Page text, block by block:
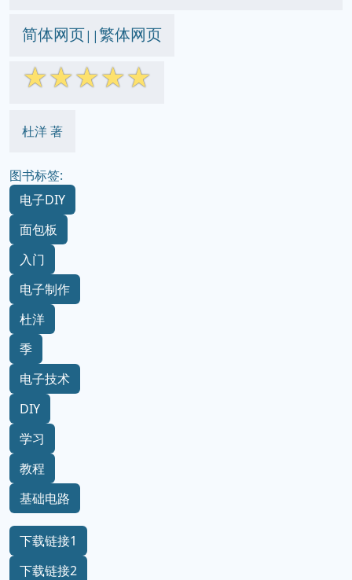
简体网页||繁体网页
☆☆☆☆☆
杜洋 著
图书标签:
电子DIY
面包板
入门
电子制作
杜洋
季
电子技术
DIY
学习
教程
基础电路
下载链接1
下载链接2